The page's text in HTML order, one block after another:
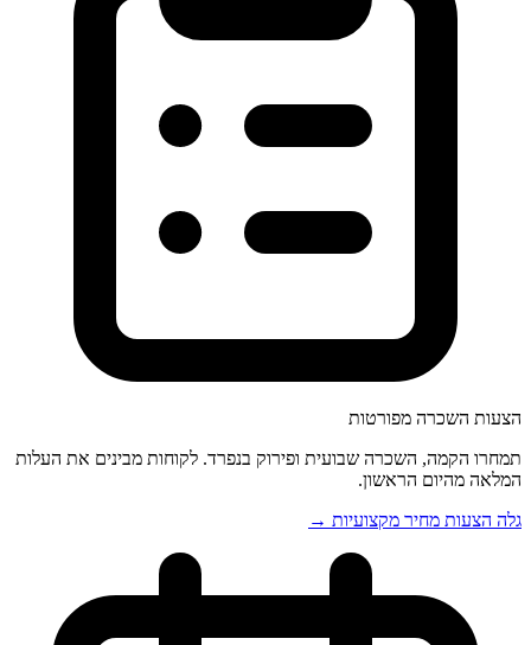
הצעות השכרה מפורטות
תמחרו הקמה, השכרה שבועית ופירוק בנפרד. לקוחות מבינים את העלות
המלאה מהיום הראשון.
גלה הצעות מחיר מקצועיות →